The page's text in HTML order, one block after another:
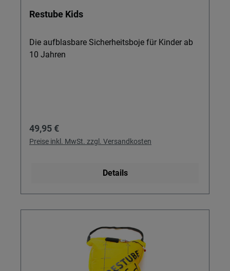
Restube Kids
Die aufblasbare Sicherheitsboje für Kinder ab
10 Jahren
Regulärer Preis:
49,95 €
Preise inkl. MwSt. zzgl. Versandkosten
Details